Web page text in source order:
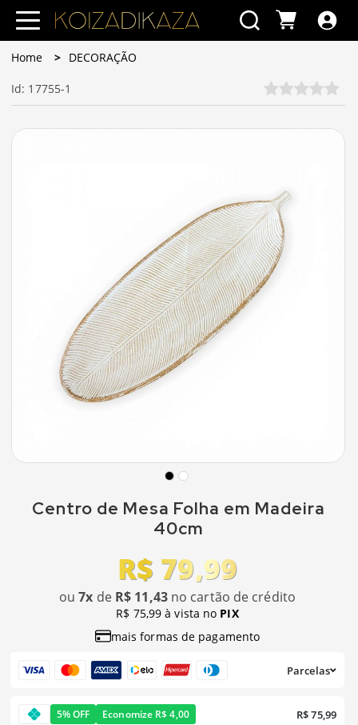
Home DECORAÇÃO
Id: 17755-1
Centro de Mesa Folha em Madeira
40cm
R$ 79,99
ou7x de R$ 11,43no cartão de crédito
R$ 75,99 à vista no PIX
mais formas de pagamento
Parcelas
5% OFF Economize R$ 4,00 R$ 75,99